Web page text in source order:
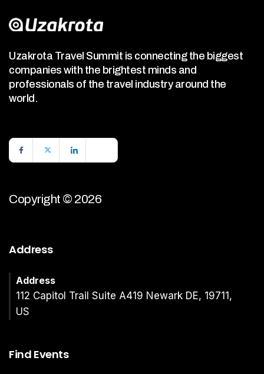
Uzakrota Travel Summit is connecting the biggest
companies with the brightest minds and
professionals of the travel industry around the
world.
Copyright © 2026
Address
Address
112 Capitol Trail Suite A419 Newark DE, 19711,
US
Find Events